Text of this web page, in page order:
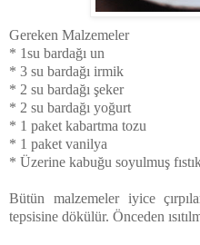
Gereken Malzemeler
* 1su bardağı un
* 3 su bardağı irmik
* 2 su bardağı şeker
* 2 su bardağı yoğurt
* 1 paket kabartma tozu
* 1 paket vanilya
* Üzerine kabuğu soyulmuş
Bütün malzemeler iyice
tepsisine dökülür. Önceden